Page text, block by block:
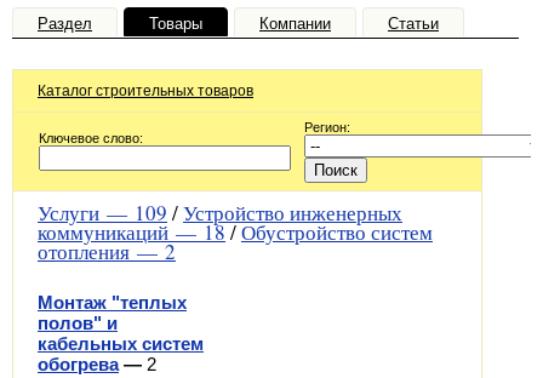
Раздел Товары Компании Статьи
Каталог строительных товаров
Ключевое слово:
Регион:
Услуги — 109 /Устройство инженерных
коммуникаций —18/Обустройство систем
отопления —2
Монтаж "теплых
полов" и
кабельных систем
обогрева— 2